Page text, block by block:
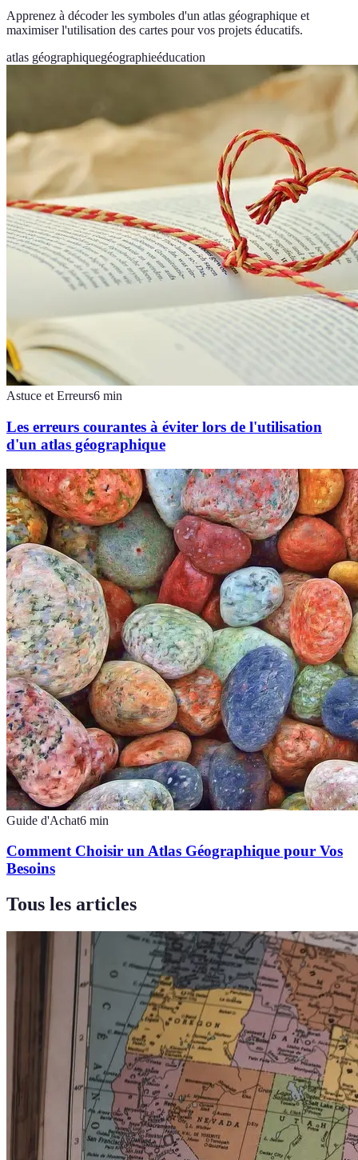
Apprenez à décoder les symboles d'un atlas géographique et
maximiser l'utilisation des cartes pour vos projets éducatifs.
atlas géographiquegéographieéducation
Astuce et Erreurs6 min
Les erreurs courantes à éviter lors de l'utilisation
d'un atlas géographique
Guide d'Achat6 min
Comment Choisir un Atlas Géographique pour Vos
Besoins
Tous les articles